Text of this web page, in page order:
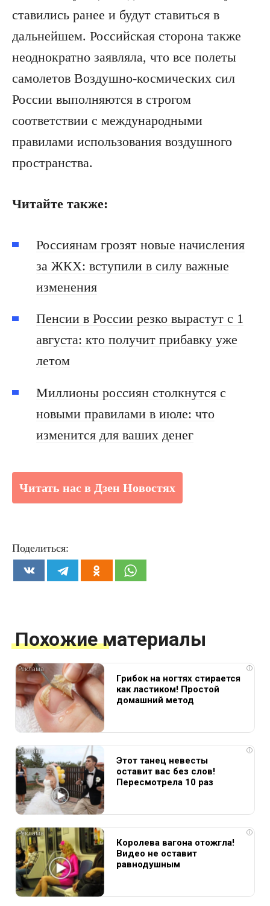
ставились ранее и будут ставиться в
дальнейшем. Российская сторона также
неоднократно заявляла, что все полеты
самолетов Воздушно-космических сил
России выполняются в строгом
соответствии с международными
правилами использования воздушного
пространства.
Читайте также:
Россиянам грозят новые начисления
за ЖКХ: вступили в силу важные
изменения
Пенсии в России резко вырастут с 1
августа: кто получит прибавку уже
летом
Миллионы россиян столкнутся с
новыми правилами в июле: что
изменится для ваших денег
Читать нас в Дзен Новостях
Поделиться:
Похожие материалы
i
Грибок на ногтях стирается
как ластиком! Простой
домашний метод
i
Этот танец невесты
оставит вас без слов!
Пересмотрела 10 раз
i
Королева вагона отожгла!
Видео не оставит
равнодушным